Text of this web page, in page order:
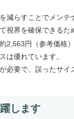
減らすことでメンテ
視界を確保できるた
2,563円（参考価格
は優れています。
必要で、誤ったサイ
します